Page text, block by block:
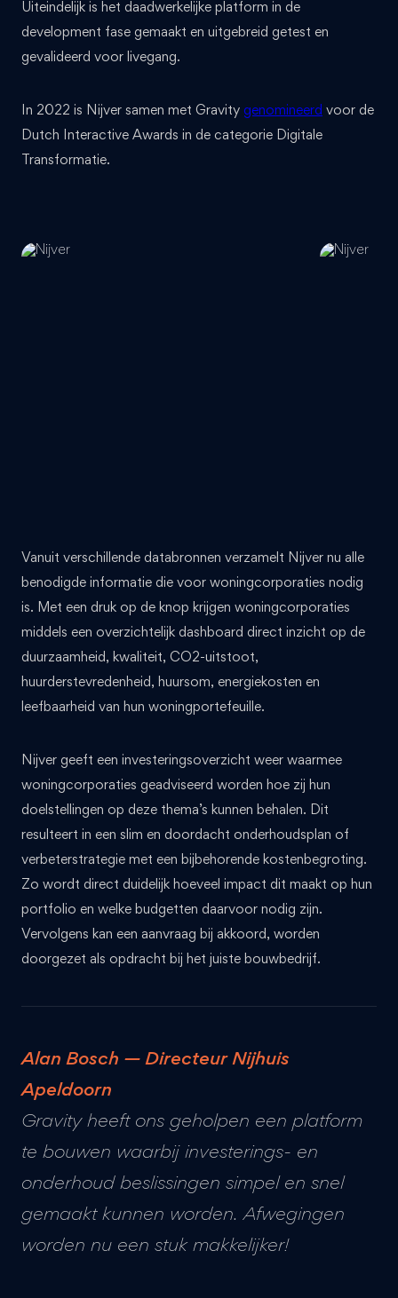
Uiteindelijk is het daadwerkelijke platform in de
development fase gemaakt en uitgebreid getest en
gevalideerd voor livegang.
In 2022 is Nijver samen met Gravity genomineerd voor de
Dutch Interactive Awards in de categorie Digitale
Transformatie.
Vanuit verschillende databronnen verzamelt Nijver nu alle
benodigde informatie die voor woningcorporaties nodig
is. Met een druk op de knop krijgen woningcorporaties
middels een overzichtelijk dashboard direct inzicht op de
duurzaamheid, kwaliteit, CO2-uitstoot,
huurderstevredenheid, huursom, energiekosten en
leefbaarheid van hun woningportefeuille.
Nijver geeft een investeringsoverzicht weer waarmee
woningcorporaties geadviseerd worden hoe zij hun
doelstellingen op deze thema’s kunnen behalen. Dit
resulteert in een slim en doordacht onderhoudsplan of
verbeterstrategie met een bijbehorende kostenbegroting.
Zo wordt direct duidelijk hoeveel impact dit maakt op hun
portfolio en welke budgetten daarvoor nodig zijn.
Vervolgens kan een aanvraag bij akkoord, worden
doorgezet als opdracht bij het juiste bouwbedrijf.
Alan Bosch — Directeur Nijhuis
Apeldoorn
Gravity heeft ons geholpen een platform
te bouwen waarbij investerings- en
onderhoud beslissingen simpel en snel
gemaakt kunnen worden. Afwegingen
worden nu een stuk makkelijker!